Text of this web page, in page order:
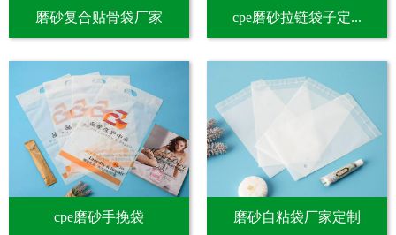
磨砂复合贴骨袋厂家 cpe磨砂拉链袋子定...
cpe磨砂手挽袋 磨砂自粘袋厂家定制